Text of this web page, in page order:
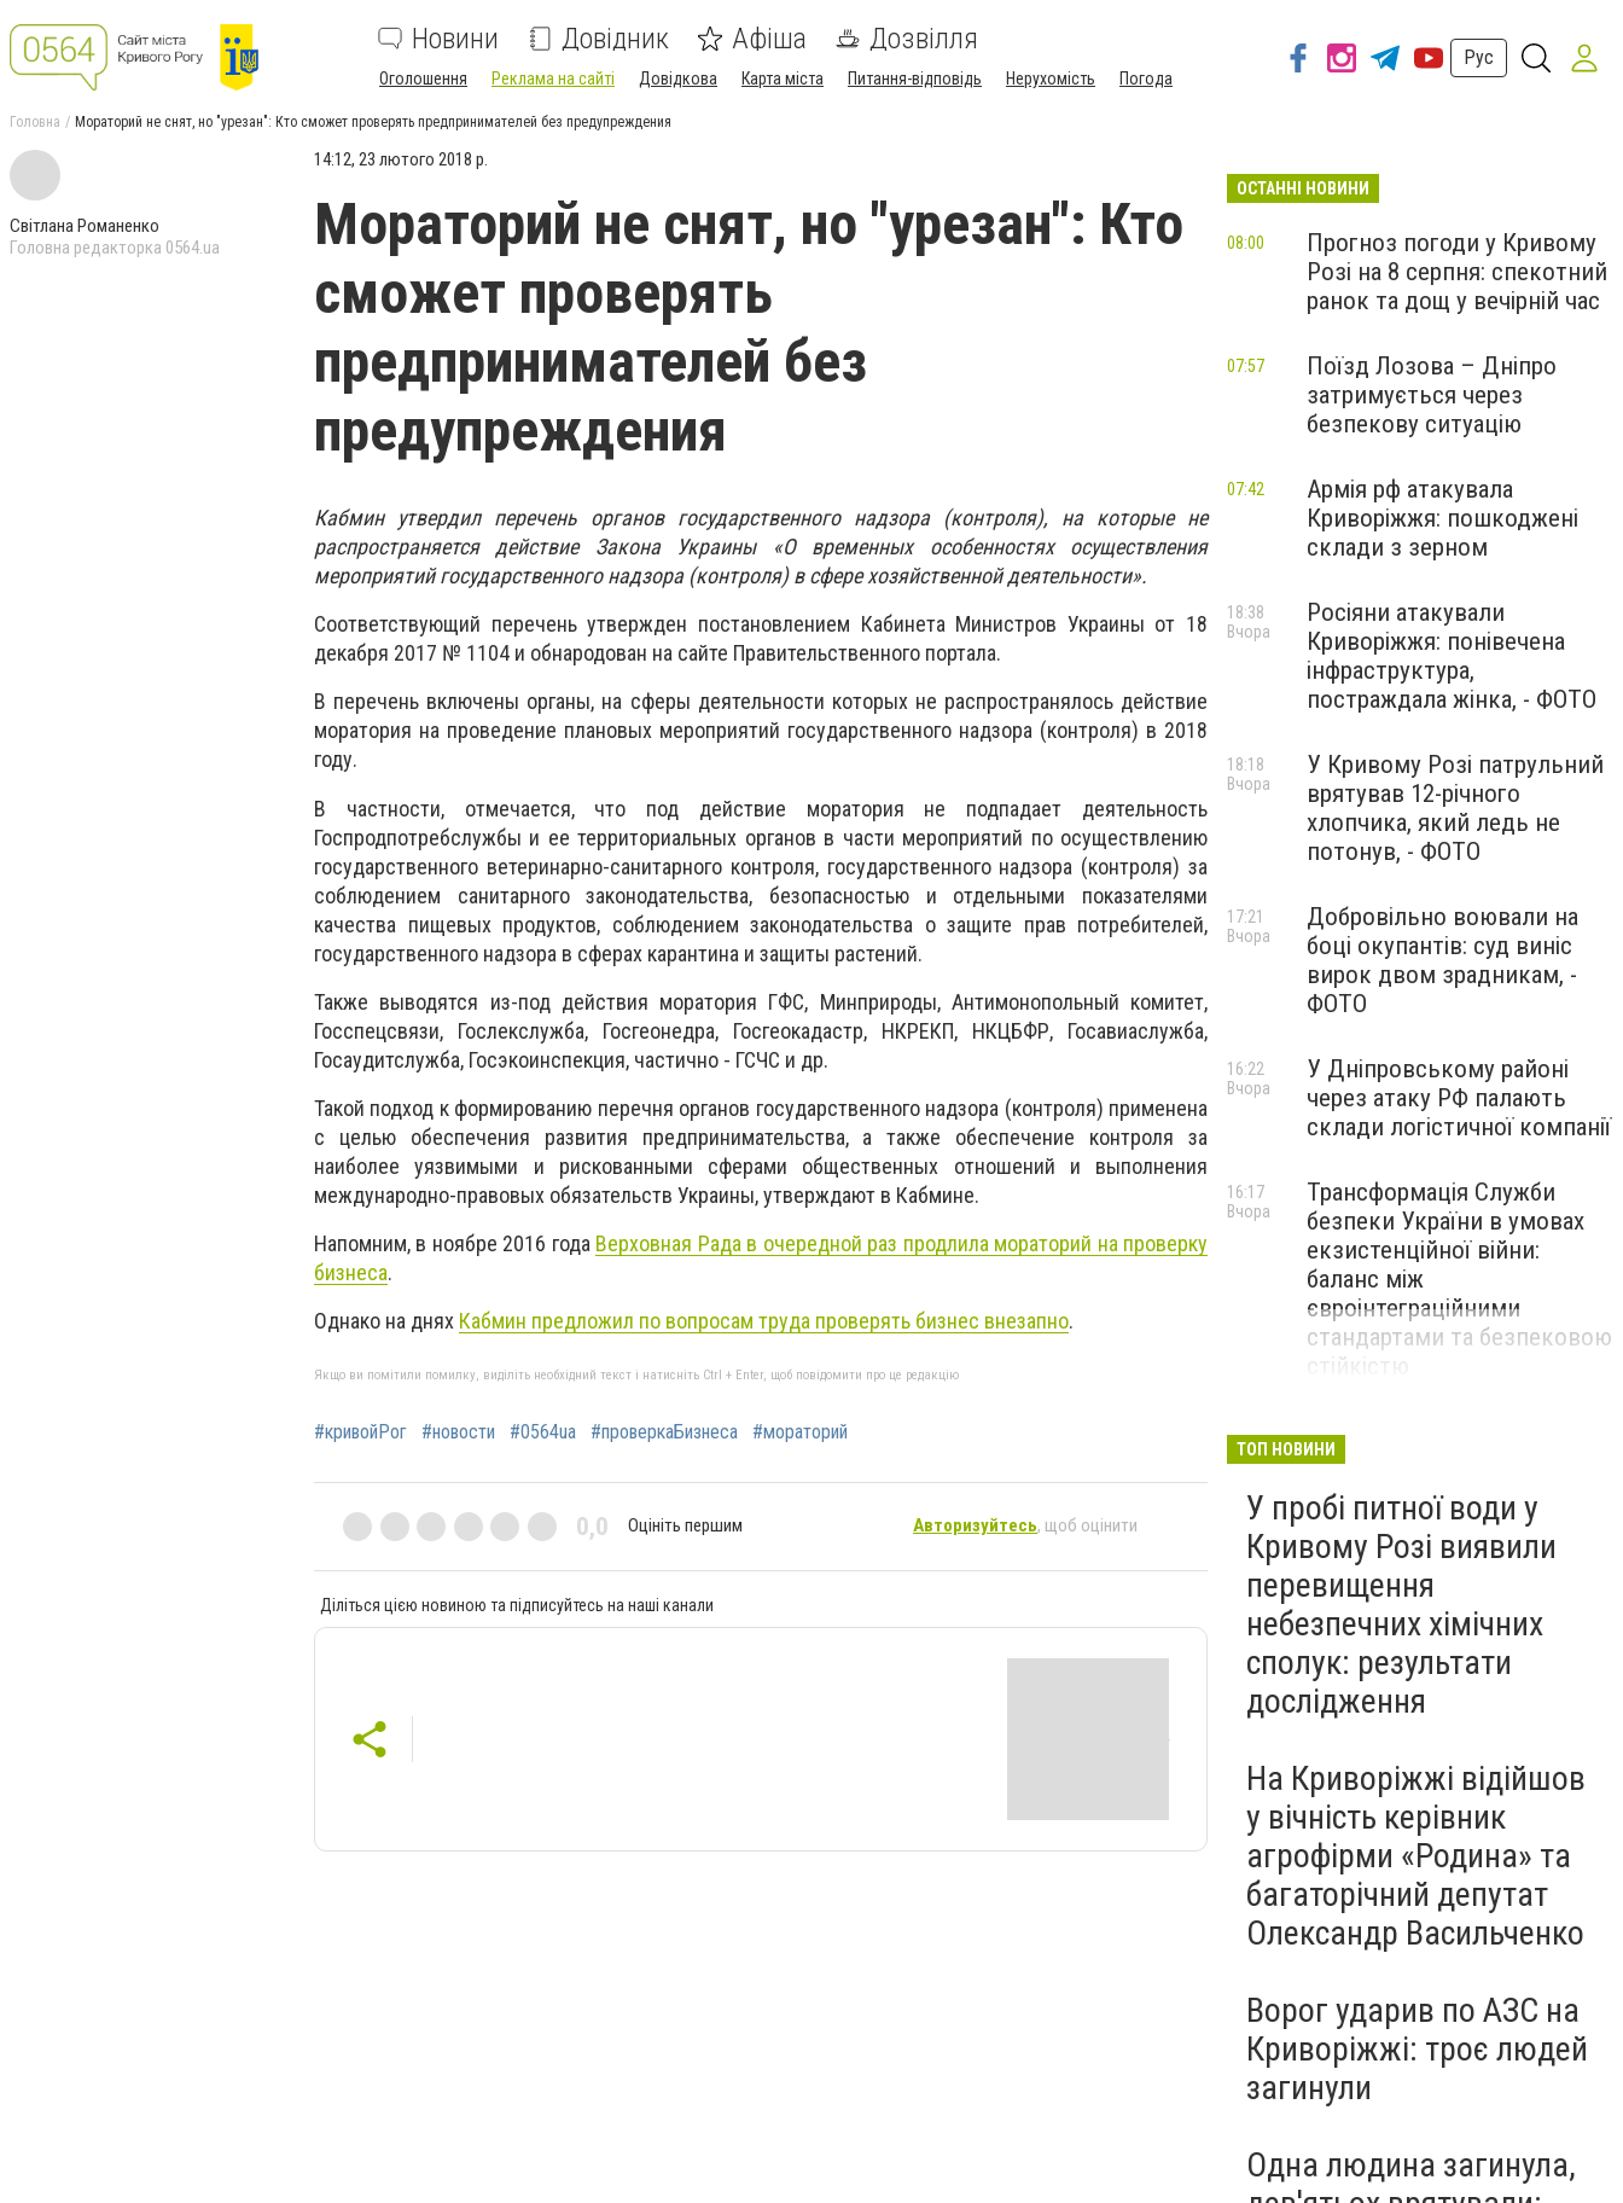
Новини Довідник Афіша Дозвілля
Оголошення Реклама на сайті Довідкова Карта міста Питання-відповідь Нерухомість Погода
Рус
Головна Мораторий не снят, но "урезан": Кто сможет проверять предпринимателей без предупреждения
Світлана Романенко
Головна редакторка 0564.ua
14:12, 23 лютого 2018 р.
Мораторий не снят, но "урезан": Кто
сможет проверять
предпринимателей без
предупреждения
Кабмин утвердил перечень органов государственного надзора (контроля), на которые не
распространяется действие Закона Украины «О временных особенностях осуществления
мероприятий государственного надзора (контроля) в сфере хозяйственной деятельности».
Соответствующий перечень утвержден постановлением Кабинета Министров Украины от 18
декабря 2017 № 1104 и обнародован на сайте Правительственного портала.
В перечень включены органы, на сферы деятельности которых не распространялось действие
моратория на проведение плановых мероприятий государственного надзора (контроля) в 2018
году.
В частности, отмечается, что под действие моратория не подпадает деятельность
Госпродпотребслужбы и ее территориальных органов в части мероприятий по осуществлению
государственного ветеринарно-санитарного контроля, государственного надзора (контроля) за
соблюдением санитарного законодательства, безопасностью и отдельными показателями
качества пищевых продуктов, соблюдением законодательства о защите прав потребителей,
государственного надзора в сферах карантина и защиты растений.
Также выводятся из-под действия моратория ГФС, Минприроды, Антимонопольный комитет,
Госспецсвязи, Гослекслужба, Госгеонедра, Госгеокадастр, НКРЕКП, НКЦБФР, Госавиаслужба,
Госаудитслужба, Госэкоинспекция, частично - ГСЧС и др.
Такой подход к формированию перечня органов государственного надзора (контроля) применена
с целью обеспечения развития предпринимательства, а также обеспечение контроля за
наиболее уязвимыми и рискованными сферами общественных отношений и выполнения
международно-правовых обязательств Украины, утверждают в Кабмине.
Напомним, в ноябре 2016 года Верховная Рада в очередной раз продлила мораторий на проверку
бизнеса.
Однако на днях Кабмин предложил по вопросам труда проверять бизнес внезапно.
Якщо ви помітили помилку, виділіть необхідний текст і натисніть Ctrl + Enter, щоб повідомити про це редакцію
#кривойРог #новости #0564ua #проверкаБизнеса #мораторий
0,0 Оцініть першим Авторизуйтесь, щоб оцінити
Діліться цією новиною та підписуйтесь на наші канали
ОСТАННІ НОВИНИ
Прогноз погоди у Кривому
Розі на 8 серпня: спекотний
ранок та дощ у вечірній час
08:00
Поїзд Лозова – Дніпро
затримується через
безпекову ситуацію
07:57
Армія рф атакувала
Криворіжжя: пошкоджені
склади з зерном
07:42
Росіяни атакували
Криворіжжя: понівечена
інфраструктура,
постраждала жінка, - ФОТО
18:38
Вчора
У Кривому Розі патрульний
врятував 12-річного
хлопчика, який ледь не
потонув, - ФОТО
18:18
Вчора
Добровільно воювали на
боці окупантів: суд виніс
вирок двом зрадникам, -
ФОТО
17:21
Вчора
У Дніпровському районі
через атаку РФ палають
склади логістичної компанії
16:22
Вчора
Трансформація Служби
безпеки України в умовах
екзистенційної війни:
баланс між
євроінтеграційними
стандартами та безпековою
стійкістю
16:17
Вчора
ТОП НОВИНИ
У пробі питної води у
Кривому Розі виявили
перевищення
небезпечних хімічних
сполук: результати
дослідження
На Криворіжжі відійшов
у вічність керівник
агрофірми «Родина» та
багаторічний депутат
Олександр Васильченко
Ворог ударив по АЗС на
Криворіжжі: троє людей
загинули
Одна людина загинула,